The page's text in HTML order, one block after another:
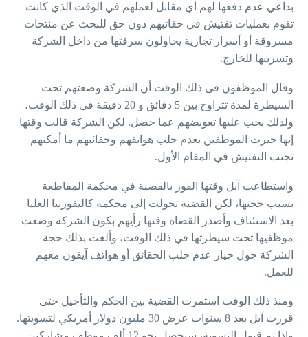
بداعي عدم دفعها لهم أي مقابل لعملهم في الوقت الذي كانت
تقوم بعمليات تفتيش في حقائبهم دون حق للبحث عن منتجات
مسروقة أو أسرار تجارية يحاولون سرقتها من داخل الشركة
وتسريبها للخارج.
وقال الموظفون في ذلك الوقت أن الشركة وضعتهم تحت
السيطرة لمدة تتراوح بين 5 دقائق و 20 دقيقة في ذلك الوقت،
ولذلك يجب عليها تعويضهم عما حصل. لكن الشركة قالت وقتها
إنها خيرت الموظفين بعدم جلب هواتفهم وحقائبهم ما أمكنهم
تجنب التفتيش في المقام الأول.
واستطاعت آبل وقتها الفوز بالقضية في محكمة المقاطعة
بسبب حجتها، لكن القضية تحولت إلى محكمة كاليفورنيا العليا
بعد الاستئناف وأصدر القضاة وقتها رأيهم بكون الشركة وضعت
موظفيها تحت سيطرتها في ذلك الوقت، وألغت بذلك حجة
الشركة حول خيار عدم جلب الحقائق أو هواتف آيفون معهم
للعمل.
ومنذ ذلك الوقت استمرت القضية بين الحكم والتأجيل حتى
قررت آبل بعد 8 سنوات عرض 30 مليون دولار أمريكي لتسويتها.